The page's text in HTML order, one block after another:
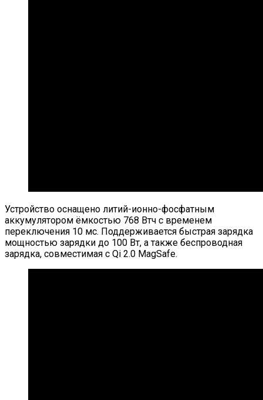
Устройство оснащено литий-ионно-фосфатным
аккумулятором ёмкостью 768 Втч с временем
переключения 10 мс. Поддерживается быстрая зарядка
мощностью зарядки до 100 Вт, а также беспроводная
зарядка, совместимая с Qi 2.0 MagSafe.